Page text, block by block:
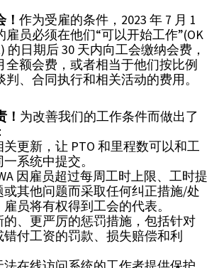
作为受雇的条件，2023 年 7 月 1
雇员必须在他们“可以开始工作”(OK
的日期后 30 天内向工会缴纳会费，
全额会费，或者相当于他们按比例
、合同执行和相关活动的费用。
！ 为改善我们的工作条件而做出了
关更新，让 PTO 和里程数可以和工
系统中提交。
因雇员超过每周工时上限、工时提
或其他问题而采取任何纠正措施/处
员将有权得到工会的代表。
的、更严厉的惩罚措施，包括针对
错付工资的罚款、损失赔偿和利